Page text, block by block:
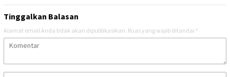
Tinggalkan Balasan
Alamat email Anda tidak akan dipublikasikan. Ruas yang wajib ditandai *